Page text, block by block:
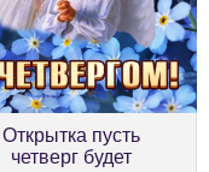
Открытка пусть
четверг будет